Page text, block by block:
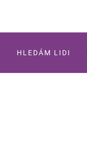
HLEDÁM LIDI